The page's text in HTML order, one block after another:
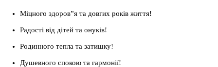
Міцного здоров”я та довгих років життя!
Радості від дітей та онуків!
Родинного тепла та затишку!
Душевного спокою та гармонії!